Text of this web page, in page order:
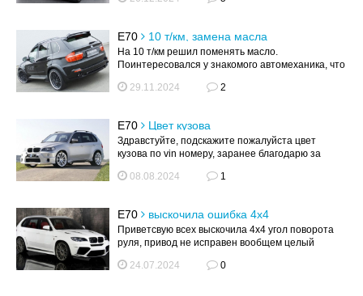
E70 10 т/км, замена масла
На 10 т/км решил поменять масло.
Поинтересовался у знакомого автомеханика, что
29.11.2024
2
E70 Цвет кузова
Здравстуйте, подскажите пожалуйста цвет
кузова по vin номеру, заранее благодарю за
08.08.2024
1
E70 выскочила ошибка 4х4
Приветсвую всех выскочила 4х4 угол поворота
руля, привод не исправен вообщем целый
24.07.2024
0